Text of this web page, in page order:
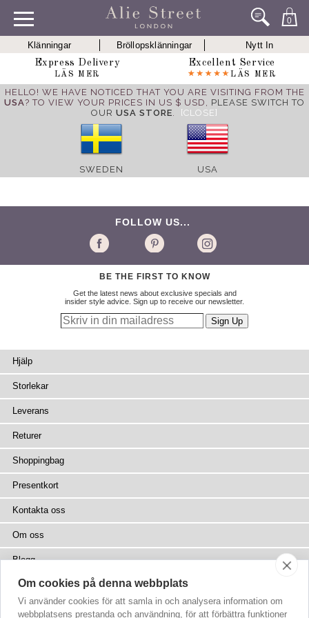
0
Klänningar Bröllopsklänningar
Nytt In
Express Delivery
LÄS MER
Excellent Service
LÄS MER
HELLO! WE HAVE NOTICED THAT YOU ARE VISITING FROM THE
USA? TO VIEW YOUR PRICES IN US $ USD, PLEASE SWITCH TO
OUR USA STORE. [CLOSE]
SWEDEN USA
FOLLOW US...
BE THE FIRST TO KNOW
Get the latest news about exclusive specials and
insider style advice. Sign up to receive our newsletter.
Hjälp
Storlekar
Leverans
Returer
Shoppingbag
Presentkort
Kontakta oss
Om oss
Blogg
Press
Återförsäljare
Om cookies på denna webbplats
Vi använder cookies för att samla in och analysera information om
webbplatsens prestanda och användning, för att förbättra funktioner